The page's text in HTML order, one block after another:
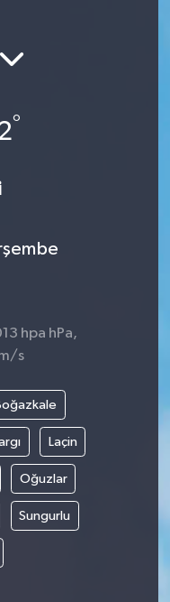
°
hpa hPa,
s
Laçin
Oğuzlar
Sungurlu